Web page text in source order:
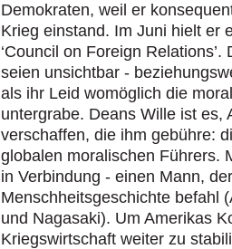
Demokraten, weil er
Krieg einstand. Im Juni hielt er
‘Council on Foreign
seien unsichtbar -
als ihr Leid womöglich die
untergrabe. Deans Wille ist es,
verschaffen, die ihm gebühre:
globalen moralischen Führers.
in Verbindung - einen Mann,
Menschheitsgeschichte befahl
und Nagasaki). Um Amerikas
Kriegswirtschaft weiter zu